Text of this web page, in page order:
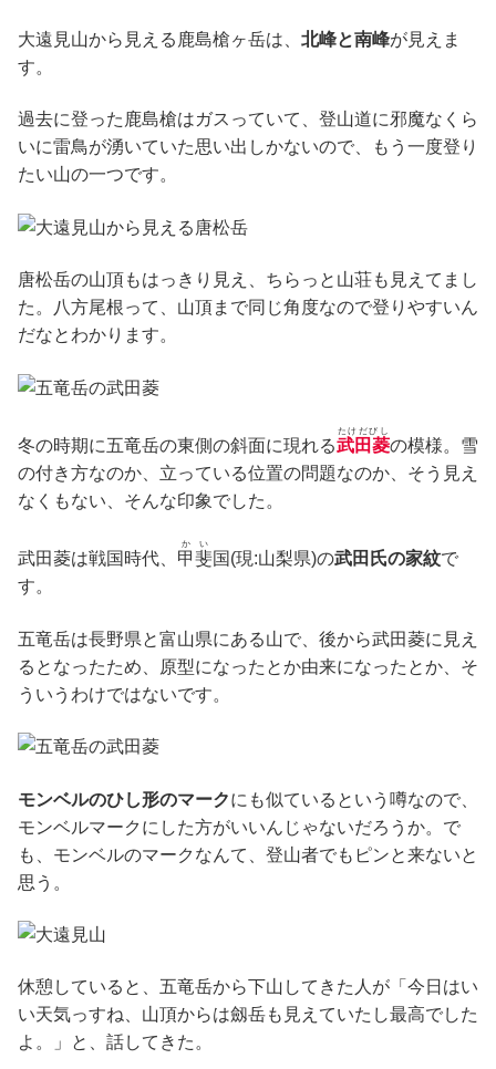
大遠見山から見える鹿島槍ヶ岳は、 北峰と南峰が見えま
す。
過去に登った鹿島槍はガスっていて、登山道に邪魔なくら
いに雷鳥が湧いていた思い出しかないので、もう一度登り
たい山の一つです。
唐松岳の山頂もはっきり見え、ちらっと山荘も見えてまし
た。八方尾根って、山頂まで同じ角度なので登りやすいん
だなとわかります。
冬の時期に五竜岳の東側の斜面に現れる武田菱
たけだびし
の模様。雪
の付き方なのか、立っている位置の問題なのか、そう見え
なくもない、そんな印象でした。
武田菱は戦国時代、 甲斐
かい
国(現:山梨県)の武田氏の家紋で
す。
五竜岳は長野県と富山県にある山で、後から武田菱に見え
るとなったため、原型になったとか由来になったとか、そ
ういうわけではないです。
モンベルのひし形のマークにも似ているという噂なので、
モンベルマークにした方がいいんじゃないだろうか。で
も、モンベルのマークなんて、登山者でもピンと来ないと
思う。
休憩していると、五竜岳から下山してきた人が「今日はい
い天気っすね、山頂からは劔岳も見えていたし最高でした
よ。」と、話してきた。